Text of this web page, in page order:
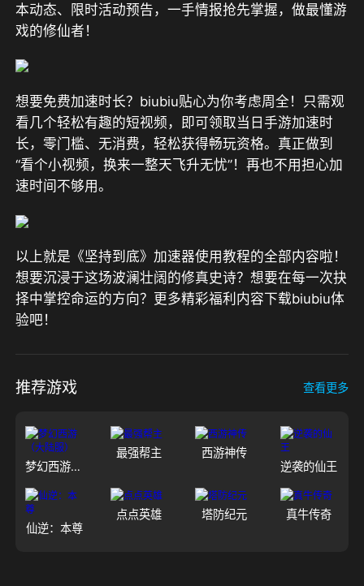
本动态、限时活动预告，一手情报抢先掌握，做最懂游
戏的修仙者！
想要免费加速时长？biubiu贴心为你考虑周全！只需观
看几个轻松有趣的短视频，即可领取当日手游加速时
长，零门槛、无消费，轻松获得畅玩资格。真正做到
“看个小视频，换来一整天飞升无忧”！再也不用担心加
速时间不够用。
以上就是《坚持到底》加速器使用教程的全部内容啦！
想要沉浸于这场波澜壮阔的修真史诗？想要在每一次抉
择中掌控命运的方向？更多精彩福利内容下载biubiu体
验吧！
推荐游戏 查看更多
梦幻西游（大陆服）
最强帮主
西游神传
逆袭的仙王
仙逆：本尊
点点英雄 塔防纪元 真牛传奇